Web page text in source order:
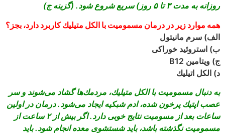
روزانه به مدت ۳ تا ۵ روز) سريع شروع شود. (گزينه ج)
همه موارد زير در درمان مسموميت با الكل متيليك كاربرد دارد، بجز؟
الف) سرم مانيتول
ب) استروئيد خوراكى
ج) ويتامين B12
د) الكل اتيليك
به دنبال مسموميت با الكل متيليك، مردمك‏‌ها گشاد مى‌‏شوند و سر
عصب اپتيك پرخون شده، ادم شبكيه ايجاد مى‌‏شود. درمان در اولين
ساعات بعد از مسوميت نتايج خوبى دارد. اگر بيش از ۲ ساعت از
مسموميت نگذشته باشد، بايد شستشوى معده انجام شود. بايد